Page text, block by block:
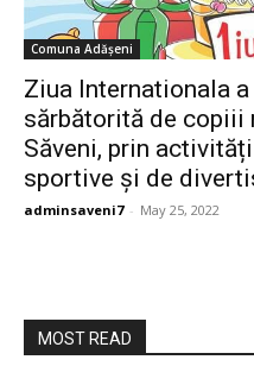
Comuna Adășeni
Ziua Internationala
sărbătorită de copiii
Săveni, prin
sportive și de
adminsaveni7 - May 25, 2022
MOST READ